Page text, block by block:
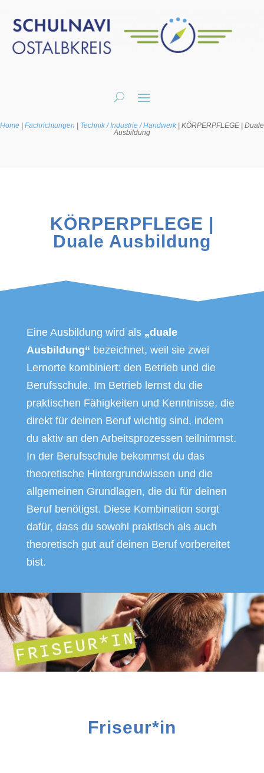
Home Fachrichtungen Technik / Industrie / Handwerk
KÖRPERPFLEGE | Duale
Ausbildung
KÖRPERPFLEGE |
Duale Ausbildung
Eine Ausbildung wird als„duale
Ausbildung“ bezeichnet, weil sie zwei
Lernorte kombiniert: den Betrieb und die
Berufsschule. Im Betrieb lernst du die
praktischen Fähigkeiten und Kenntnisse, die
direkt für deinen Beruf wichtig sind, indem
du aktiv an den Arbeitsprozessen teilnimmst.
In der Berufsschule bekommst du das
theoretische Hintergrundwissen und die
allgemeinen Grundlagen, die du für deinen
Beruf benötigst. Diese Kombination sorgt
dafür, dass du sowohl praktisch als auch
theoretisch gut auf deinen Beruf vorbereitet
bist.
Friseur*in